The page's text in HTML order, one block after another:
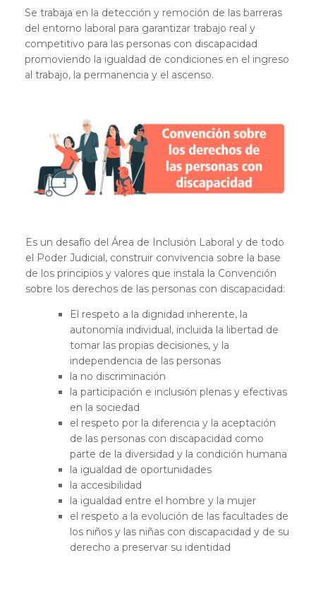
Se trabaja en la detección y remoción de las barreras
del entorno laboral para garantizar trabajo real y
competitivo para las personas con discapacidad
promoviendo la igualdad de condiciones en el ingreso
al trabajo, la permanencia y el ascenso.
Es un desafío del Área de Inclusión Laboral y de todo
el Poder Judicial, construir convivencia sobre la base
de los principios y valores que instala la Convención
sobre los derechos de las personas con discapacidad:
El respeto a la dignidad inherente, la
autonomía individual, incluida la libertad de
tomar las propias decisiones, y la
independencia de las personas
la no discriminación
la participación e inclusión plenas y efectivas
en la sociedad
el respeto por la diferencia y la aceptación
de las personas con discapacidad como
parte de la diversidad y la condición humana
la igualdad de oportunidades
la accesibilidad
la igualdad entre el hombre y la mujer
el respeto a la evolución de las facultades de
los niños y las niñas con discapacidad y de su
derecho a preservar su identidad